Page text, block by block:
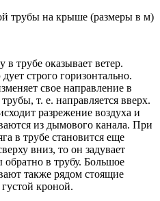
трубы на крыше (размеры в м)
трубе оказывает ветер.
строго горизонтально.
свое направление в
т. е. направляется вверх.
разрежение воздуха и
из дымового канала. При
в трубе становится еще
вниз, то он задувает
в трубу. Большое
также рядом стоящие
кроной.